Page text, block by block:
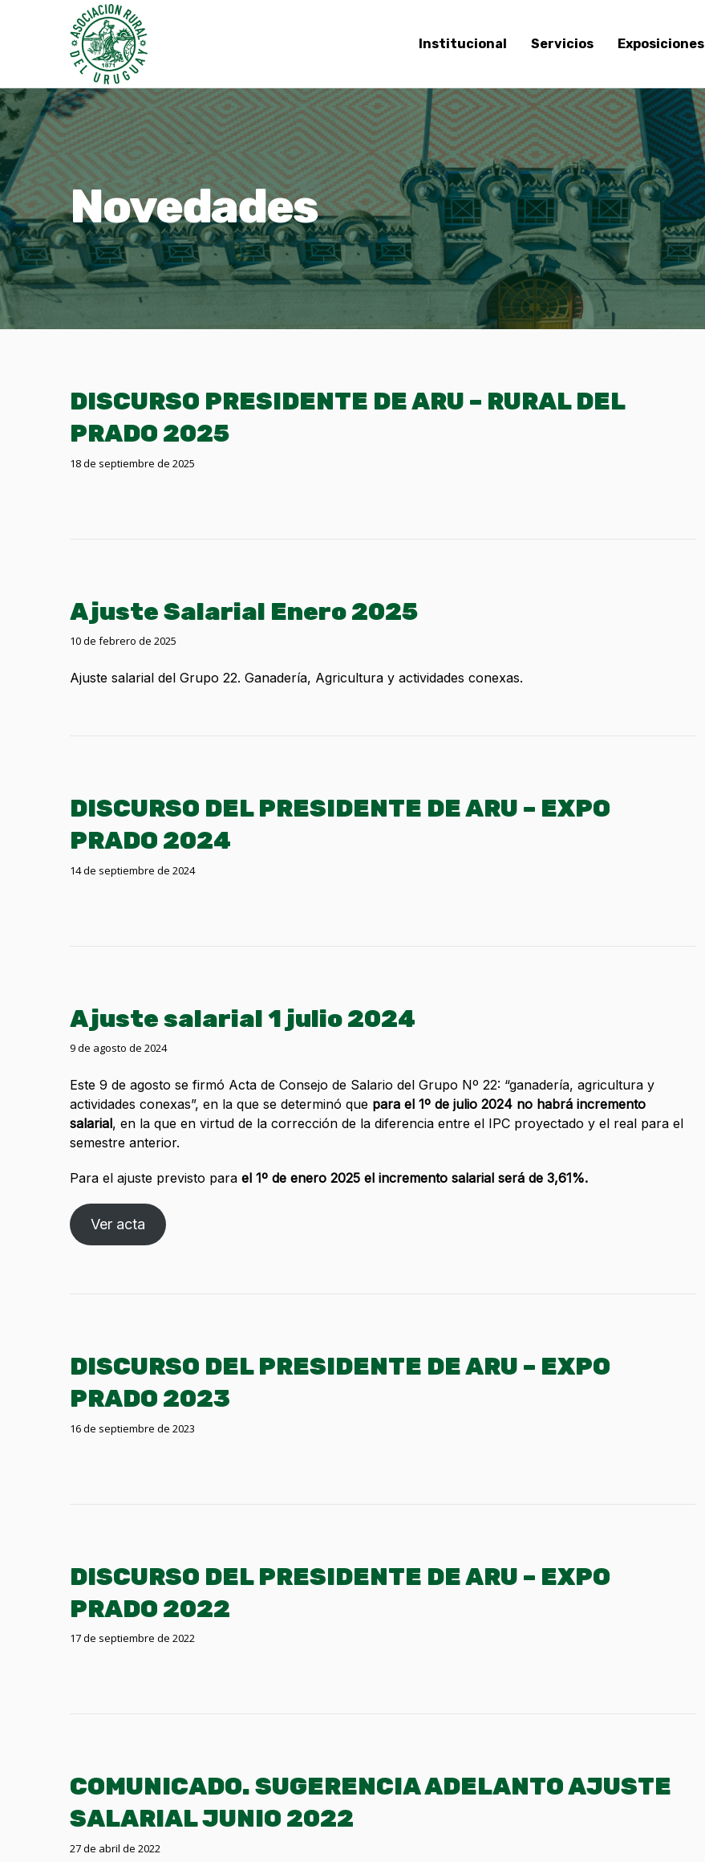
Institucional Servicios Exposiciones
Novedades
DISCURSO PRESIDENTE DE ARU – RURAL DEL
PRADO 2025
18 de septiembre de 2025
Ajuste Salarial Enero 2025
10 de febrero de 2025
Ajuste salarial del Grupo 22. Ganadería, Agricultura y actividades conexas.
DISCURSO DEL PRESIDENTE DE ARU – EXPO
PRADO 2024
14 de septiembre de 2024
Ajuste salarial 1 julio 2024
9 de agosto de 2024
Este 9 de agosto se firmó Acta de Consejo de Salario del Grupo Nº 22: “ganadería, agricultura y
actividades conexas”, en la que se determinó que para el 1º de julio 2024 no habrá incremento
salarial, en la que en virtud de la corrección de la diferencia entre el IPC proyectado y el real para el
semestre anterior.
Para el ajuste previsto para el 1º de enero 2025 el incremento salarial será de 3,61%.
Ver acta
DISCURSO DEL PRESIDENTE DE ARU – EXPO
PRADO 2023
16 de septiembre de 2023
DISCURSO DEL PRESIDENTE DE ARU – EXPO
PRADO 2022
17 de septiembre de 2022
COMUNICADO. SUGERENCIA ADELANTO AJUSTE
SALARIAL JUNIO 2022
27 de abril de 2022